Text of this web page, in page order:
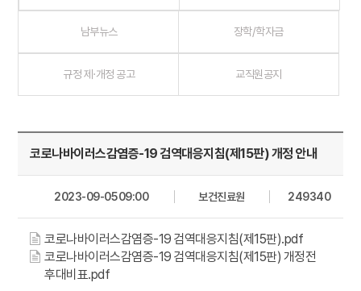
남부뉴스 장학/학자금
규정 제·개정 공고 교직원공지
코로나바이러스감염증-19 검역대응지침(제15판) 개정 안내
2023-09-05 09:00 보건진료원 249340
코로나바이러스감염증-19 검역대응지침(제15판).pdf
코로나바이러스감염증-19 검역대응지침(제15판) 개정전
후대비표.pdf